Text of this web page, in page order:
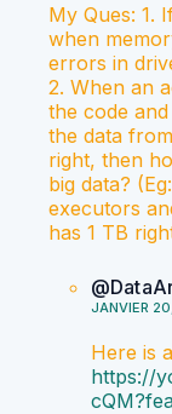
My Ques: 1.
when
errors in
2. When an
the code
the data
right, then
big data?
executors
has 1 TB
JANVIER
Here is
https://